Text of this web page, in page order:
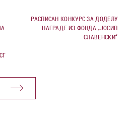
РАСПИСАН КОНКУРС ЗА ДОДЕЛУ
НАГРАДЕ ИЗ ФОНДА „ЈОСИП
СЛАВЕНСКИ“